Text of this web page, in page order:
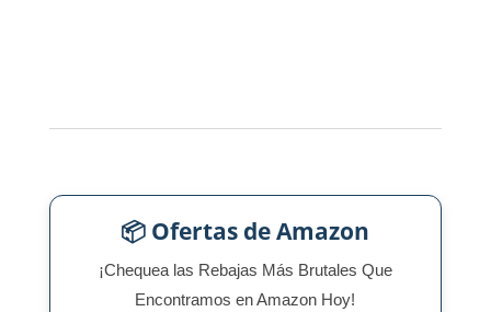
📦 Ofertas de Amazon
¡Chequea las Rebajas Más Brutales Que
Encontramos en Amazon Hoy!